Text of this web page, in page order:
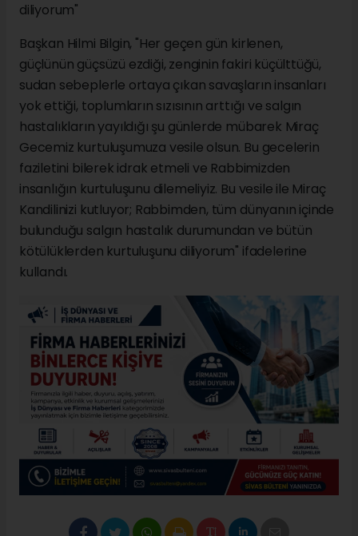
diliyorum"
Başkan Hilmi Bilgin, "Her geçen gün kirlenen,
güçlünün güçsüzü ezdiği, zenginin fakiri küçülttüğü,
sudan sebeplerle ortaya çıkan savaşların insanları
yok ettiği, toplumların sızısının arttığı ve salgın
hastalıkların yayıldığı şu günlerde mübarek Miraç
Gecemiz kurtuluşumuza vesile olsun. Bu gecelerin
faziletini bilerek idrak etmeli ve Rabbimizden
insanlığın kurtuluşunu dilemeliyiz. Bu vesile ile Miraç
Kandilinizi kutluyor; Rabbimden, tüm dünyanın içinde
bulunduğu salgın hastalık durumundan ve bütün
kötülüklerden kurtuluşunu diliyorum" ifadelerine
kullandı.